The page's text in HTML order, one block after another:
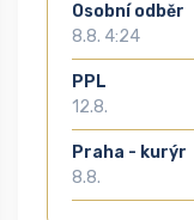
Osobní odběr
8.8. 4:24
PPL
12.8.
Praha - kurýr
8.8.